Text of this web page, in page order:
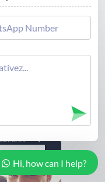
Hi, how can I help?